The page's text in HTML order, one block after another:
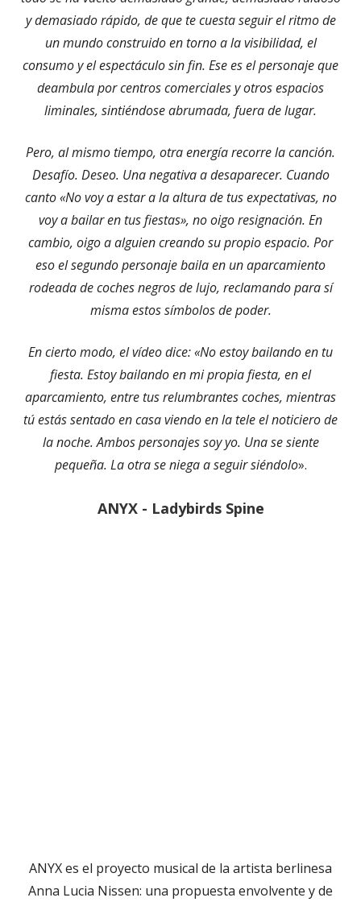
y demasiado rápido, de que te cuesta seguir el ritmo de
un mundo construido en torno a la visibilidad, el
consumo y el espectáculo sin fin. Ese es el personaje que
deambula por centros comerciales y otros espacios
liminales, sintiéndose abrumada, fuera de lugar.
Pero, al mismo tiempo, otra energía recorre la canción.
Desafío. Deseo. Una negativa a desaparecer. Cuando
canto «No voy a estar a la altura de tus expectativas, no
voy a bailar en tus fiestas», no oigo resignación. En
cambio, oigo a alguien creando su propio espacio. Por
eso el segundo personaje baila en un aparcamiento
rodeada de coches negros de lujo, reclamando para sí
misma estos símbolos de poder.
En cierto modo, el vídeo dice: «No estoy bailando en tu
fiesta. Estoy bailando en mi propia fiesta, en el
aparcamiento, entre tus relumbrantes coches, mientras
tú estás sentado en casa viendo en la tele el noticiero de
la noche. Ambos personajes soy yo. Una se siente
pequeña. La otra se niega a seguir siéndolo».
ANYX - Ladybirds Spine
ANYX es el proyecto musical de la artista berlinesa
Anna Lucia Nissen: una propuesta envolvente y de